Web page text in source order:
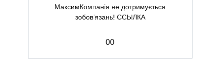
МаксимКомпанія не дотримується
зобов’язань! ССЫЛКА
00